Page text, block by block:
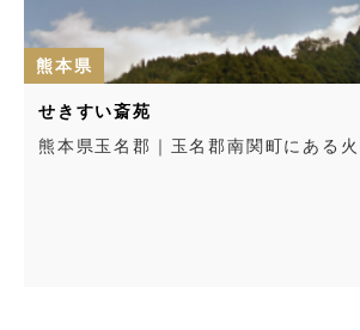
熊本県
せきすい斎苑
熊本県玉名郡｜玉名郡南関町にある